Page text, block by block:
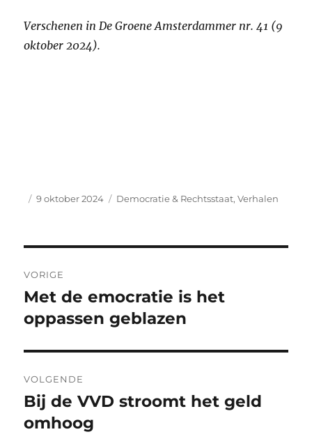
Verschenen in De Groene Amsterdammer nr. 41 (9
oktober 2024).
Auteur
Geplaatst
9 oktober 2024 Categorieën
Democratie & Rechtsstaat,Verhalen
navigatie
VORIGE
Vorig
bericht:
Met de emocratie is het
oppassen geblazen
VOLGENDE
Volgend
bericht:
Bij de VVD stroomt het geld
omhoog